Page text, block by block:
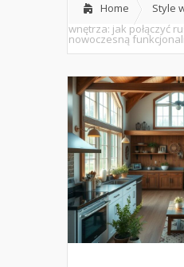
Home Style
wnętrza: jak połączyć
nowoczesną